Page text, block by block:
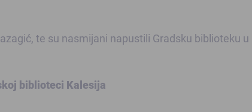
te su nasmijani napustili Gradsku biblioteku u
biblioteci Kalesija